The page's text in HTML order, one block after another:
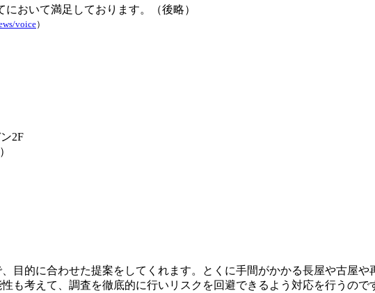
おいて満足しております。（後略）
voice）
2F
目的に合わせた提案をしてくれます。とくに手間がかかる長屋や古屋
も考えて、調査を徹底的に行いリスクを回避できるよう対応を行うの